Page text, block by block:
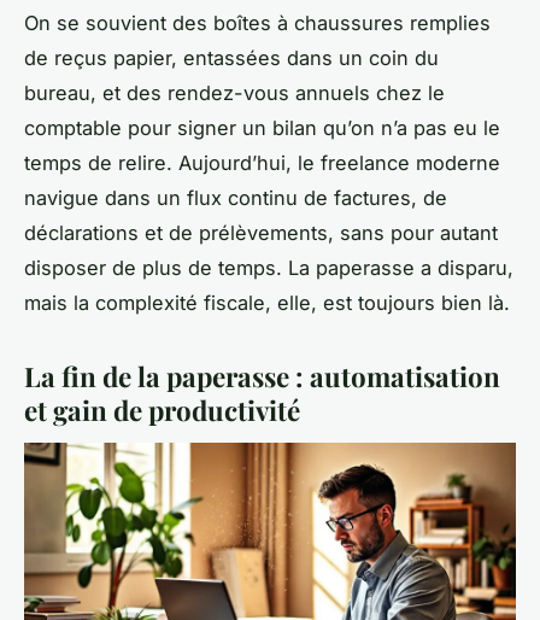
On se souvient des boîtes à chaussures remplies
de reçus papier, entassées dans un coin du
bureau, et des rendez-vous annuels chez le
comptable pour signer un bilan qu’on n’a pas eu le
temps de relire. Aujourd’hui, le freelance moderne
navigue dans un flux continu de factures, de
déclarations et de prélèvements, sans pour autant
disposer de plus de temps. La paperasse a disparu,
mais la complexité fiscale, elle, est toujours bien là.
La fin de la paperasse : automatisation
et gain de productivité